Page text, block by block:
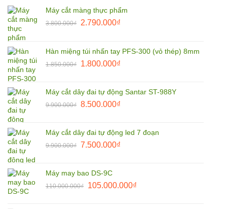
Máy cắt màng thực phẩm
3.800.000₫
Giá
3.800.000₫.
2.790.000₫Giá
là:
2.790.000₫.
Hàn miệng túi nhấn tay PFS-300 (vỏ thép) 8mm
1.850.000₫
Giá
1.850.000₫.
1.800.000₫Giá
là:
1.800.000₫.
Máy cắt dây đai tự động Santar ST-988Y
9.900.000₫ Giá
9.900.000₫.
8.500.000₫Giá
là:
8.500.000₫.
Máy cắt dây đai tự động led 7 đoạn
9.900.000₫ Giá
9.900.000₫.
7.500.000₫Giá
7.500.000₫.
Máy may bao DS-9C
110.000.000₫
Giá
105.000.000₫Giá